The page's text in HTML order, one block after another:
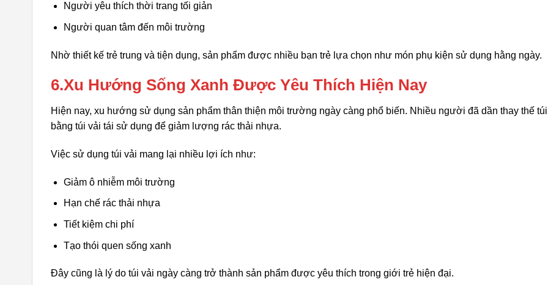
Người yêu thích thời trang tối giản
Người quan tâm đến môi trường
Nhờ thiết kế trẻ trung và tiện dụng, sản phẩm được nhiều bạn trẻ lựa chọn như món phụ kiện sử dụng hằng ngày.
6.Xu Hướng Sống Xanh Được Yêu Thích Hiện Nay
Hiện nay, xu hướng sử dụng sản phẩm thân thiện môi trường ngày càng phổ biến. Nhiều người đã dần thay thế
bằng túi vải tái sử dụng để giảm lượng rác thải nhựa.
Việc sử dụng túi vải mang lại nhiều lợi ích như:
Giảm ô nhiễm môi trường
Hạn chế rác thải nhựa
Tiết kiệm chi phí
Tạo thói quen sống xanh
Đây cũng là lý do túi vải ngày càng trở thành sản phẩm được yêu thích trong giới trẻ hiện đại.